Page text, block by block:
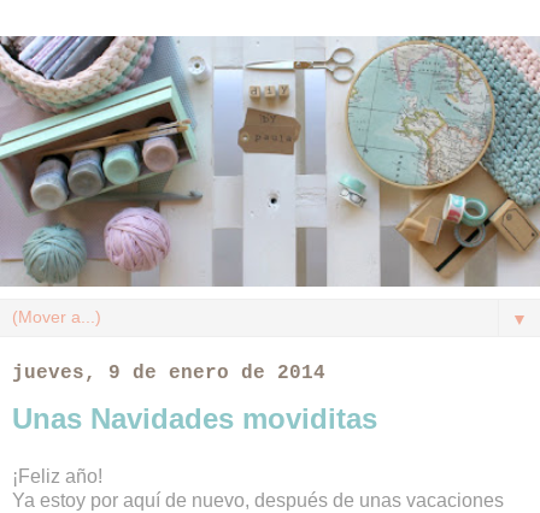
▼
jueves, 9 de enero de 2014
Unas Navidades moviditas
¡Feliz año!
Ya estoy por aquí de nuevo, después de unas vacaciones